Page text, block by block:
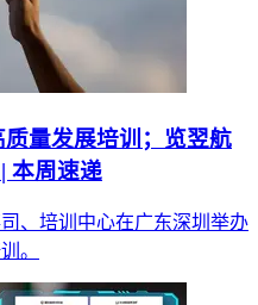
量发展培训；览翌航
本周速递
、培训中心在广东深圳举办
。